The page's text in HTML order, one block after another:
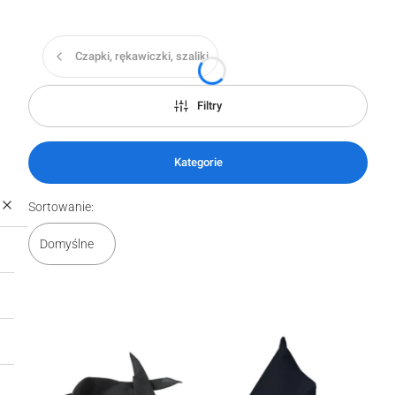
Czapki, rękawiczki, szaliki
Filtry
Kategorie
Lista produktów
Sortowanie:
Domyślne